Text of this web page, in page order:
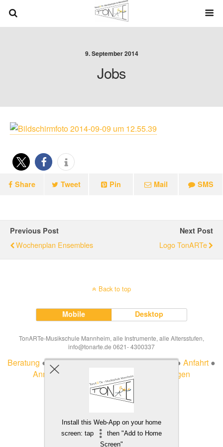
9. September 2014
Jobs
Share Tweet Pin Mail SMS
Previous Post
Wochenplan Ensembles
Next Post
Logo TonARTe
Back to top
Mobile Desktop
TonARTe-Musikschule Mannheim, alle Instrumente, alle Altersstufen,
info@tonarte.de 0621- 4300337
Beratung ●Impressum●Datenschutzerklärung● Anfahrt ●
Anmeldung
Veträge hier kündigen
Install this Web-App on your home
screen: tap
then "Add to Home
Screen"